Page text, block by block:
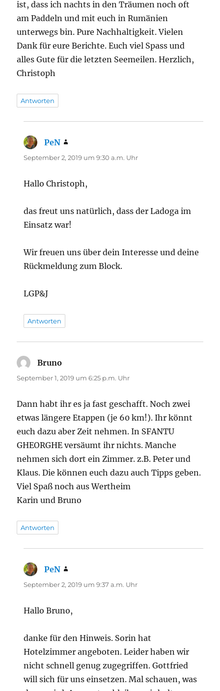
ist, dass ich nachts in den Träumen noch oft
am Paddeln und mit euch in Rumänien
unterwegs bin. Pure Nachhaltigkeit. Vielen
Dank für eure Berichte. Euch viel Spass und
alles Gute für die letzten Seemeilen. Herzlich,
Christoph
Antworten
PeN
September 2, 2019 um 9:30 a.m. Uhr
Hallo Christoph,
das freut uns natürlich, dass der Ladoga im
Einsatz war!
Wir freuen uns über dein Interesse und deine
Rückmeldung zum Block.
LGP&J
Antworten
Bruno
September 1, 2019 um 6:25 p.m. Uhr
Dann habt ihr es ja fast geschafft. Noch zwei
etwas längere Etappen (je 60 km!). Ihr könnt
euch dazu aber Zeit nehmen. In SFANTU
GHEORGHE versäumt ihr nichts. Manche
nehmen sich dort ein Zimmer. z.B. Peter und
Klaus. Die können euch dazu auch Tipps geben.
Viel Spaß noch aus Wertheim
Karin und Bruno
Antworten
PeN
September 2, 2019 um 9:37 a.m. Uhr
Hallo Bruno,
danke für den Hinweis. Sorin hat
Hotelzimmer angeboten. Leider haben wir
nicht schnell genug zugegriffen. Gottfried
will sich für uns einsetzen. Mal schauen, was